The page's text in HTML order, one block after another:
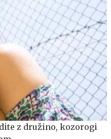
z družino, kozorogi